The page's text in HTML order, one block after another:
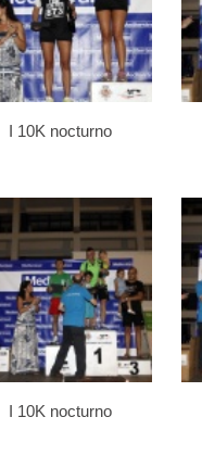
I 10K nocturno
I 10K nocturno